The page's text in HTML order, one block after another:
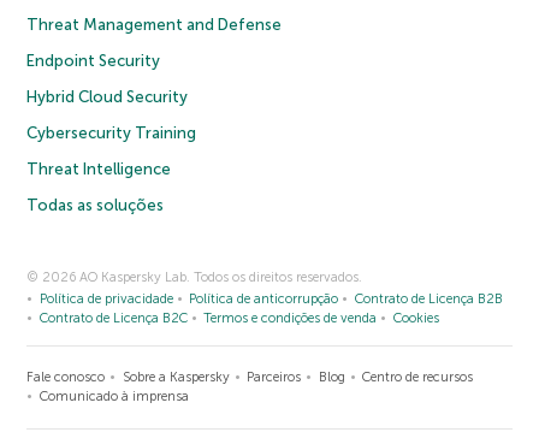
Threat Management and Defense
Endpoint Security
Hybrid Cloud Security
Cybersecurity Training
Threat Intelligence
Todas as soluções
© 2026 AO Kaspersky Lab. Todos os direitos reservados.
Política de privacidade
Política de anticorrupção
Contrato de Licença B2B
Contrato de Licença B2C
Termos e condições de venda Cookies
Fale conosco Sobre a Kaspersky Parceiros Blog
Centro de recursos
Comunicado à imprensa